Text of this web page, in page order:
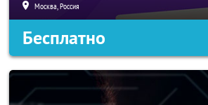
Москва, Россия
Бесплатно